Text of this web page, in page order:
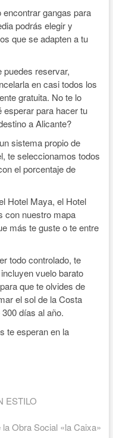
gangas para
podrás elegir y
que se adapten a tu
reservar,
en casi todos los
gratuita. No te lo
para hacer tu
a Alicante?
sistema propio de
te seleccionamos todos
el porcentaje de
Hotel Maya, el Hotel
con nuestro mapa
más te guste o te entre
todo controlado, te
vuelo barato
que te olvides de
el sol de la Costa
días al año.
te esperan en la
ESTILO
la Obra Social «la Caixa»